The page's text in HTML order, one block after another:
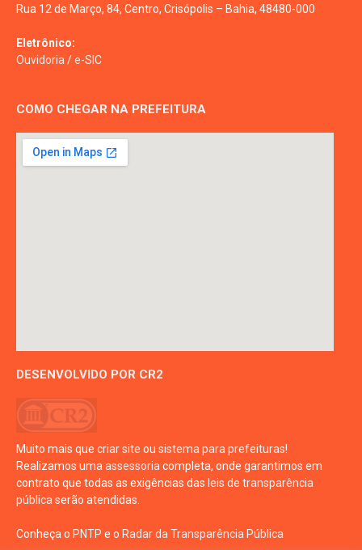
Rua 12 de Março, 84, Centro, Crisópolis – Bahia, 48480-000
Eletrônico:
Ouvidoria /e-SIC
COMO CHEGAR NA PREFEITURA
DESENVOLVIDO POR CR2
Muito mais que criar site ou sistema para prefeituras!
Realizamos uma assessoria completa, onde garantimos em
contrato que todas as exigências das leis de transparência
pública serão atendidas.
Conheça o PNTP e o Radar da Transparência Pública